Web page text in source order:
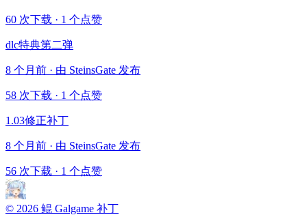
60 次下载 · 1 个点赞
dlc特典第二弹
8 个月前 · 由 SteinsGate 发布
58 次下载 · 1 个点赞
1.03修正补丁
8 个月前 · 由 SteinsGate 发布
56 次下载 · 1 个点赞
© 2026 鲲 Galgame 补丁